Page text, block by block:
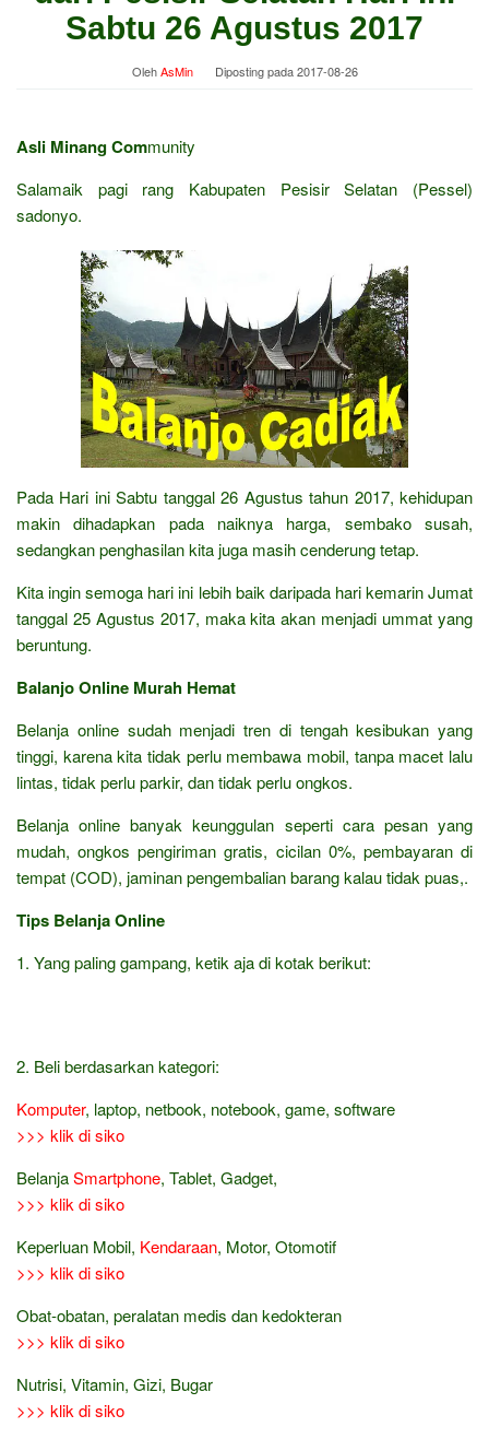
Sabtu 26 Agustus 2017
OlehAsMin Diposting pada2017-08-26
Asli Minang Community
Salamaik pagi rang Kabupaten Pesisir Selatan (Pessel)
sadonyo.
Pada Hari ini Sabtu tanggal 26 Agustus tahun 2017, kehidupan
makin dihadapkan pada naiknya harga, sembako susah,
sedangkan penghasilan kita juga masih cenderung tetap.
Kita ingin semoga hari ini lebih baik daripada hari kemarin Jumat
tanggal 25 Agustus 2017, maka kita akan menjadi ummat yang
beruntung.
Balanjo Online Murah Hemat
Belanja online sudah menjadi tren di tengah kesibukan yang
tinggi, karena kita tidak perlu membawa mobil, tanpa macet lalu
lintas, tidak perlu parkir, dan tidak perlu ongkos.
Belanja online banyak keunggulan seperti cara pesan yang
mudah, ongkos pengiriman gratis, cicilan 0%, pembayaran di
tempat (COD), jaminan pengembalian barang kalau tidak puas,.
Tips Belanja Online
1. Yang paling gampang, ketik aja di kotak berikut:
2. Beli berdasarkan kategori:
Komputer, laptop, netbook, notebook, game, software
>>> klik di siko
BelanjaSmartphone, Tablet, Gadget,
>>> klik di siko
Keperluan Mobil, Kendaraan, Motor, Otomotif
>>> klik di siko
Obat-obatan, peralatan medis dan kedokteran
>>> klik di siko
Nutrisi, Vitamin, Gizi, Bugar
>>> klik di siko